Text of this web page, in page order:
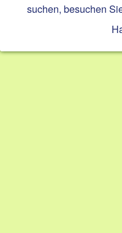
suchen, besuchen